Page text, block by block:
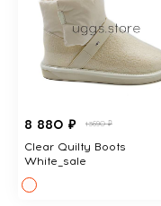
8 880 ₽ 13690 ₽
Clear Quilty Boots
White_sale